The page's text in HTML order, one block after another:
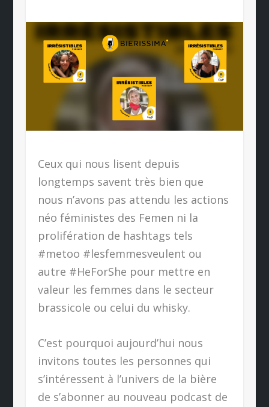
Ceux qui nous lisent depuis
longtemps savent très bien que
nous n’avons pas attendu les actions
néo féministes des Femen ni la
prolifération de hashtags tels
#metoo #lesfemmesveulent ou
autre #HeForShe pour mettre en
valeur les femmes dans le secteur
brassicole ou celui du whisky.
C’est pourquoi aujourd’hui nous
invitons toutes les personnes qui
s’intéressent à l’univers de la bière
de s’abonner au nouveau podcast de